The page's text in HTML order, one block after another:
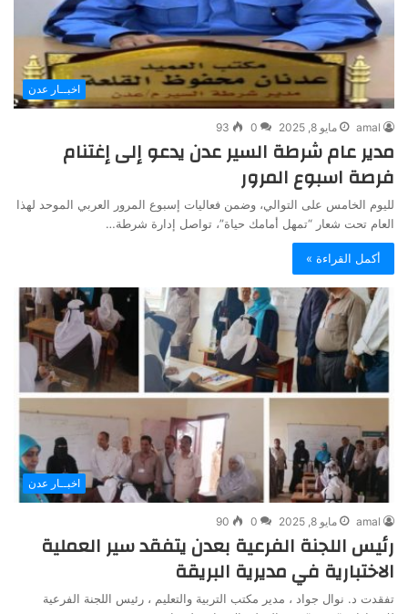
اخبــار عدن
amal مايو 8, 2025 0
93
مدير عام شرطة السير عدن يدعو إلى إغتنام
فرصة اسبوع المرور
لليوم الخامس على التوالي، وضمن فعاليات إسبوع المرور العربي الموحد لهذا
العام تحت شعار “تمهل أمامك حياة”، تواصل إدارة شرطة…
أكمل القراءة »
اخبــار عدن
amal مايو 8, 2025 0
90
رئيس اللجنة الفرعية بعدن يتفقد سير العملية
الاختبارية في مديرية البريقة
تفقدت د. نوال جواد ، مدير مكتب التربية والتعليم ، رئيس اللجنة الفرعية